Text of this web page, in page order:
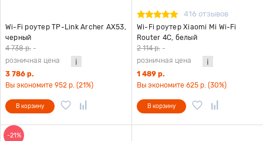
Wi-Fi роутер TP-Link Archer AX53,
черный
4 738 р. -
розничная цена
3 786 р.
Вы экономите 952 р. (21%)
В корзину
416 отзывов
Wi-Fi роутер Xiaomi Mi Wi-Fi
Router 4C, белый
2 114 р. -
розничная цена
1 489 р.
Вы экономите 625 р. (30%)
В корзину
-21%